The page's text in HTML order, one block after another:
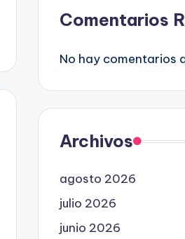
Comentarios
No hay comentarios
Archivos
agosto 2026
julio 2026
junio 2026